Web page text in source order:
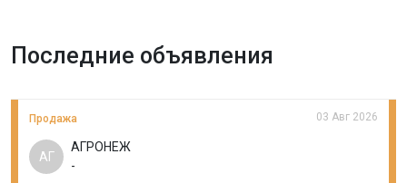
Последние объявления
Продажа 03 Авг 2026
АГ
АГРОНЕЖ
-